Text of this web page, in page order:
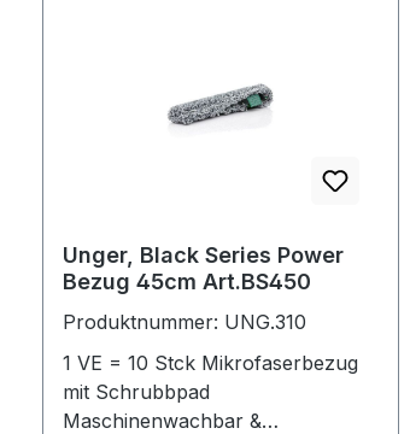
Unger, Black Series Power
Bezug 45cm Art.BS450
Produktnummer: UNG.310
1 VE = 10 Stck Mikrofaserbezug
mit Schrubbpad
Maschinenwachbar &